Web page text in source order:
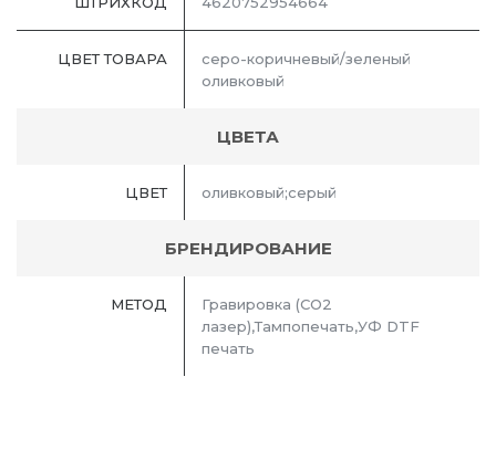
ЦВЕТ ТОВАРА
серо-коричневый/зеленый
оливковый
ЦВЕТА
ЦВЕТ оливковый;серый
БРЕНДИРОВАНИЕ
МЕТОД
Гравировка (CO2
лазер),Тампопечать,УФ DTF
печать